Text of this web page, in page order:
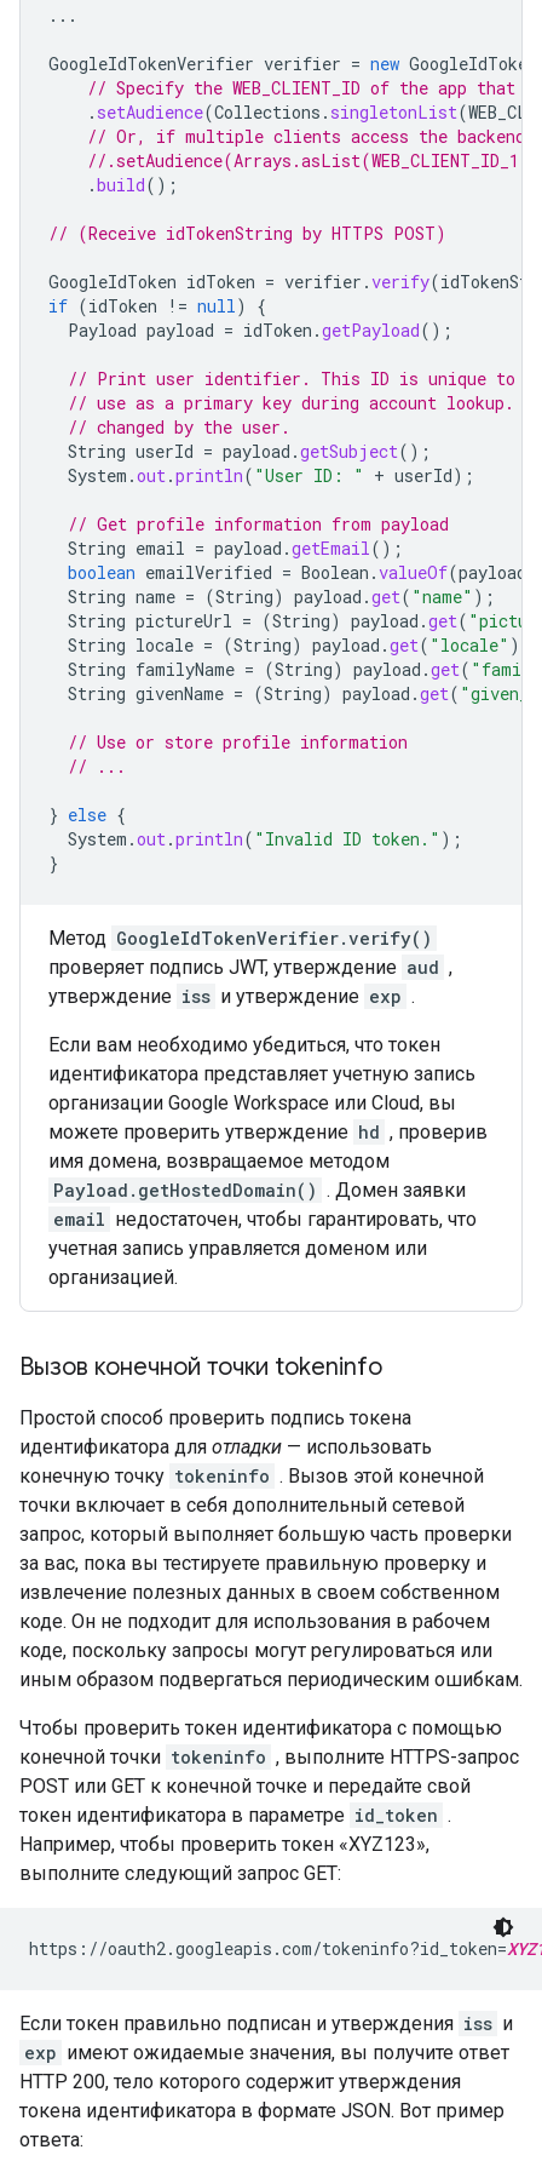
...
GoogleIdTokenVerifier verifier = new
// Specify the WEB_CLIENT_ID of the app that
. setAudience(Collections . singletonList(
// Or, if multiple clients access the backend:
//.setAudience(Arrays.asList(WEB_CLIENT_ID_1,
.build();
// (Receive idTokenString by HTTPS POST)
GoogleIdToken idToken = verifier .verify(
if (idToken != null)
{
Payload payload = idToken .getPayload();
// Print user identifier. This ID is unique to
// use as a primary key during account lookup.
// changed by the user.
String userId = payload .getSubject();
System .out.println( "User ID: " + userId);
// Get profile information from payload
String email = payload .getEmail();
boolean emailVerified = Boolean .valueOf(payload
String name = (String) payload .get( "name" );
String pictureUrl = (String) payload .get(
String locale = (String) payload .get( "locale" );
String familyName = (String) payload .get(
String givenName = (String) payload .get(
// Use or store profile information
// ...
} else {
System .out.println( "Invalid ID token." );
}
Метод GoogleIdTokenVerifier.verify()
проверяет подпись JWT, утверждение aud ,
утверждение iss и утверждение exp .
Если вам необходимо убедиться, что токен
идентификатора представляет учетную запись
организации Google Workspace или Cloud, вы
можете проверить утверждение hd , проверив
имя домена, возвращаемое методом
Payload.getHostedDomain() . Домен заявки
email недостаточен, чтобы гарантировать, что
учетная запись управляется доменом или
организацией.
Вызов конечной точки tokeninfo
Простой способ проверить подпись токена
идентификатора для отладки — использовать
конечную точку tokeninfo . Вызов этой конечной
точки включает в себя дополнительный сетевой
запрос, который выполняет большую часть проверки
за вас, пока вы тестируете правильную проверку и
извлечение полезных данных в своем собственном
коде. Он не подходит для использования в рабочем
коде, поскольку запросы могут регулироваться или
иным образом подвергаться периодическим ошибкам.
Чтобы проверить токен идентификатора с помощью
конечной точки tokeninfo , выполните HTTPS-запрос
POST или GET к конечной точке и передайте свой
токен идентификатора в параметре id_token .
Например, чтобы проверить токен «XYZ123»,
выполните следующий запрос GET:
https://oauth2.googleapis.com/tokeninfo?id_token=
Если токен правильно подписан и утверждения iss и
exp имеют ожидаемые значения, вы получите ответ
HTTP 200, тело которого содержит утверждения
токена идентификатора в формате JSON. Вот пример
ответа: